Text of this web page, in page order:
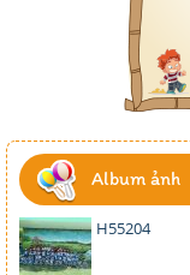
Album ảnh
H55204